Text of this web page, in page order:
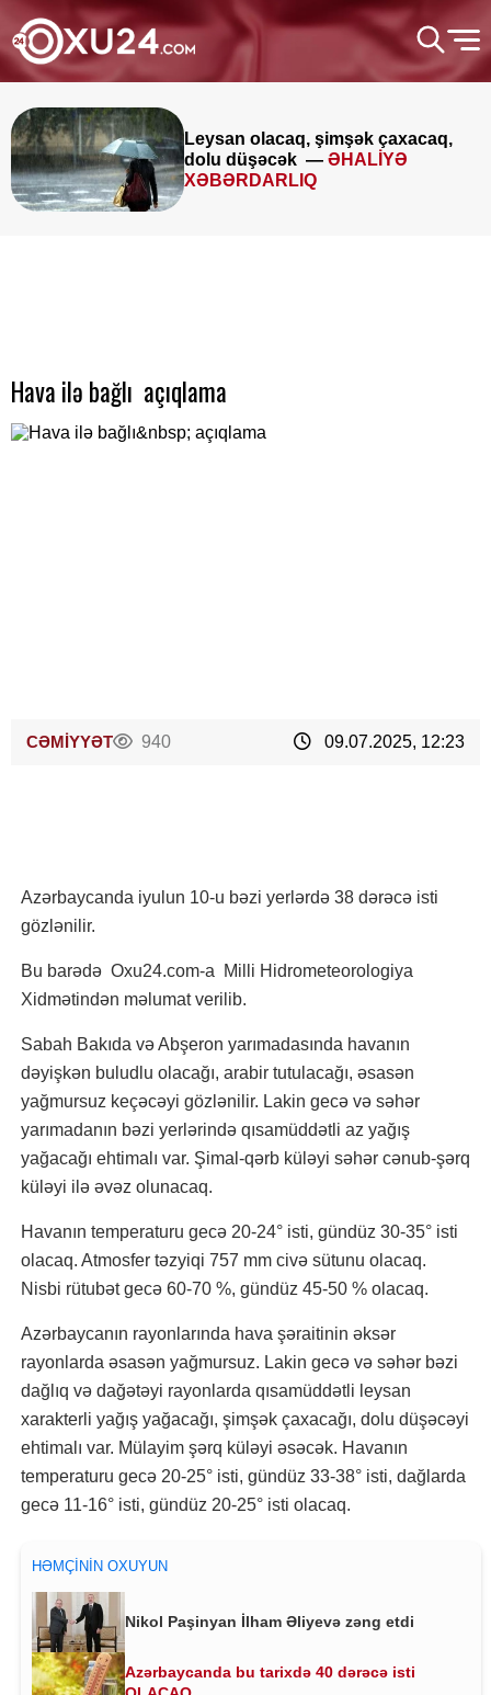
Leysan olacaq, şimşək çaxacaq,
dolu düşəcək — ƏHALİYƏ
XƏBƏRDARLIQ
Hava ilə bağlı açıqlama
CƏMİYYƏT 940 09.07.2025, 12:23
Azərbaycanda iyulun 10-u bəzi yerlərdə 38 dərəcə isti
gözlənilir.
Bu barədə Oxu24.com-a Milli Hidrometeorologiya
Xidmətindən məlumat verilib.
Sabah Bakıda və Abşeron yarımadasında havanın
dəyişkən buludlu olacağı, arabir tutulacağı, əsasən
yağmursuz keçəcəyi gözlənilir. Lakin gecə və səhər
yarımadanın bəzi yerlərində qısamüddətli az yağış
yağacağı ehtimalı var. Şimal-qərb küləyi səhər cənub-şərq
küləyi ilə əvəz olunacaq.
Havanın temperaturu gecə 20-24° isti, gündüz 30-35° isti
olacaq. Atmosfer təzyiqi 757 mm civə sütunu olacaq.
Nisbi rütubət gecə 60-70 %, gündüz 45-50 % olacaq.
Azərbaycanın rayonlarında hava şəraitinin əksər
rayonlarda əsasən yağmursuz. Lakin gecə və səhər bəzi
dağlıq və dağətəyi rayonlarda qısamüddətli leysan
xarakterli yağış yağacağı, şimşək çaxacağı, dolu düşəcəyi
ehtimalı var. Mülayim şərq küləyi əsəcək. Havanın
temperaturu gecə 20-25° isti, gündüz 33-38° isti, dağlarda
gecə 11-16° isti, gündüz 20-25° isti olacaq.
HƏMÇININ OXUYUN
Nikol Paşinyan İlham Əliyevə zəng etdi
Azərbaycanda bu tarixdə 40 dərəcə isti